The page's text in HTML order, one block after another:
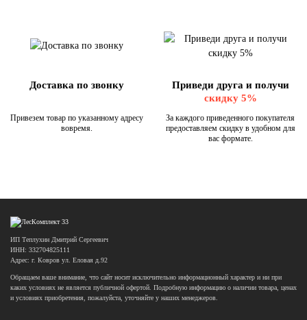
Доставка по звонку
Привезем товар по указанному адресу
вовремя.
Приведи друга и получи
скидку 5%
За каждого приведенного покупателя
предоставляем скидку в удобном для
вас формате.
ИП Теплухин Дмитрий Сергеевич
ИНН: 332704825111
Адрес: г. Ковров ул. Еловая д.92
Обращаем ваше внимание, что сайт носит исключительно информационный характер и ни при
каких условиях не является публичной офертой. Подробную информацию о наличии товара, ценах
и условиях приобретения, пожалуйста, уточняйте у наших менеджеров.